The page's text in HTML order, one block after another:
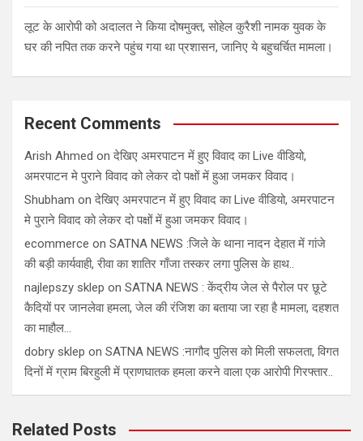
लूट के आरोपी को अदालत ने किया दोषमुक्त, सोहेल कुरैशी नामक युवक के
घर की नपित तक करने पहुंच गया था प्रशासन, जानिए ये बहुचर्चित मामला।
Recent Comments
Arish Ahmed onदेखिए अमरपाटन में हुए विवाद का Live वीडियो,
अमरपाटन मे पुराने विवाद को लेकर दो पक्षों में हुआ जमकर विवाद।
Shubham onदेखिए अमरपाटन में हुए विवाद का Live वीडियो, अमरपाटन
मे पुराने विवाद को लेकर दो पक्षों में हुआ जमकर विवाद।
ecommerce on SATNA NEWS :जिले के थाना नादन देहात में गांजे
की बड़ी कार्यवाही, रीवा का शातिर गाँजा तस्कर लगा पुलिस के हाथ..
najlepszy sklep on SATNA NEWS : केंद्रीय जेल से पैरोल पर छूटे
कैदियों पर जानलेवा हमला, जेल की रंजिश का बताया जा रहा है मामला, दहशत
का माहौल…
dobry sklep on SATNA NEWS :नागौद पुलिस को मिली सफलता, विगत
दिनों में ग्राम बिरहुली में प्राणघातक हमला करने वाला एक आरोपी गिरफ्तार..
Related Posts